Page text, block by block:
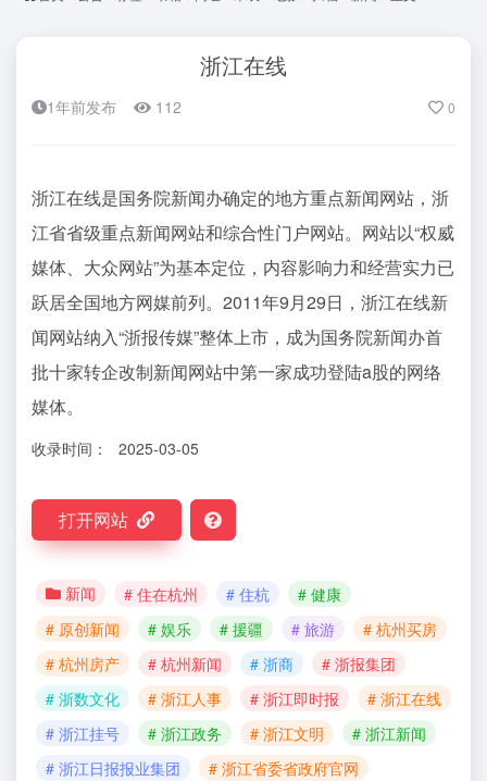
浙江在线
1年前发布 112 0
浙江在线是国务院新闻办确定的地方重点新闻网站，浙
江省省级重点新闻网站和综合性门户网站。网站以“权威
媒体、大众网站”为基本定位，内容影响力和经营实力已
跃居全国地方网媒前列。2011年9月29日，浙江在线新
闻网站纳入“浙报传媒”整体上市，成为国务院新闻办首
批十家转企改制新闻网站中第一家成功登陆a股的网络
媒体。
收录时间： 2025-03-05
打开网站
新闻 # 住在杭州 # 住杭
# 健康
# 原创新闻
# 娱乐 # 援疆 # 旅游
# 杭州买房
# 杭州房产
# 杭州新闻 # 浙商
# 浙报集团
# 浙数文化
# 浙江人事 # 浙江即时报
# 浙江在线
# 浙江挂号
# 浙江政务 # 浙江文明
# 浙江新闻
# 浙江日报报业集团
# 浙江省委省政府官网